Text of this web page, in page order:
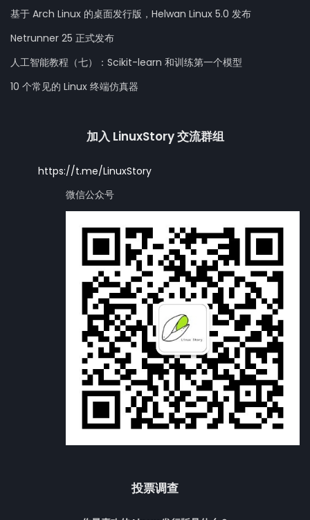
基于 Arch Linux 的桌面发行版，Helwan Linux 5.0 发布
Netrunner 25 正式发布
人工智能教程（七）：Scikit-learn 和训练第一个模型
10 个常见的 Linux 终端仿真器
加入 LinuxStory 交流群组
https://t.me/LinuxStory
微信公众号
投票调查